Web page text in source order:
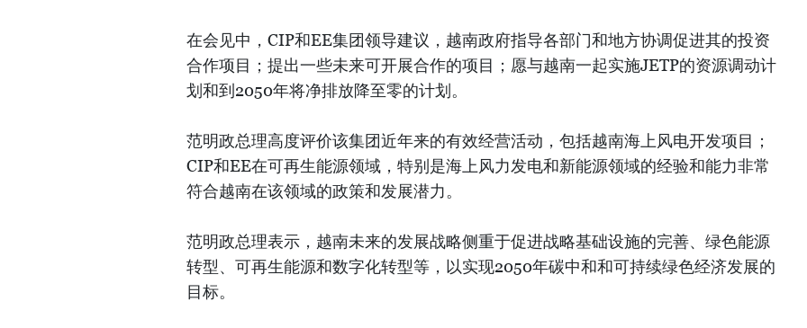
在会见中，CIP和EE集团领导建议，越南政府指导各部门和地方协调促进其的投资
合作项目；提出一些未来可开展合作的项目；愿与越南一起实施JETP的资源调动计
划和到2050年将净排放降至零的计划。
范明政总理高度评价该集团近年来的有效经营活动，包括越南海上风电开发项目；
CIP和EE在可再生能源领域，特别是海上风力发电和新能源领域的经验和能力非常
符合越南在该领域的政策和发展潜力。
范明政总理表示，越南未来的发展战略侧重于促进战略基础设施的完善、绿色能源
转型、可再生能源和数字化转型等，以实现2050年碳中和和可持续绿色经济发展的
目标。